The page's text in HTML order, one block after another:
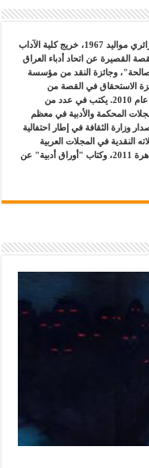
إبراهيم مشارة، كاتب وناقد جزائري مواليد 1967، خريج كلية الآداب
القصيرة عن اتحاد أدباء العراق
ولد صالحة"، وجائزة النقد من مؤسسة
بيروت 2008، وجائزة الاستحقاق في القصة من
مؤسسة نجلاء محرم بالقاهرة عام 2010. يكتب في عدد من
المحكمة والأدبية في معظم
وزارة الثقافة في إطار احتفالية
النقدية في المجلات العربية
الأدبية. وكتاب "ديوان الحكايا" عن دار إيزيس للنشر القاهرة 2011، وكتاب "أوراق أدبية" عن